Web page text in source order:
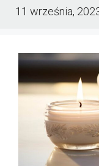
11 września,